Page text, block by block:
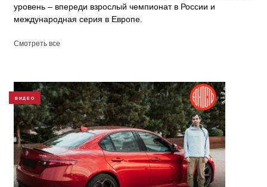
уровень – впереди взрослый чемпионат в России и
международная серия в Европе.
Смотреть все
ВИДЕО